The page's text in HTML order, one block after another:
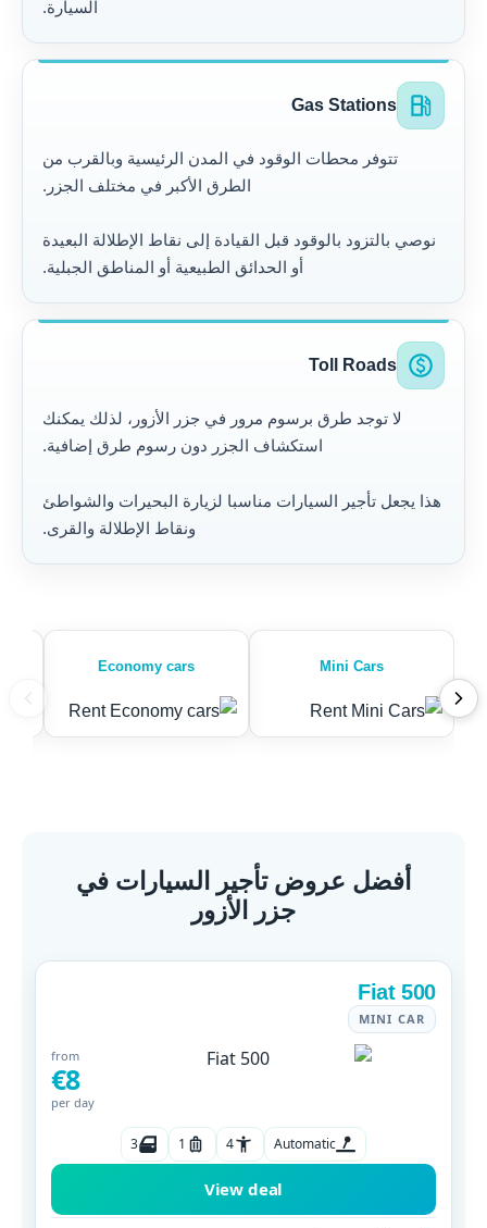
السيارة.
local_gas_station
Gas Stations
تتوفر محطات الوقود في المدن الرئيسية وبالقرب من
الطرق الأكبر في مختلف الجزر.
نوصي بالتزود بالوقود قبل القيادة إلى نقاط الإطلالة البعيدة
أو الحدائق الطبيعية أو المناطق الجبلية.
paid
Toll Roads
لا توجد طرق برسوم مرور في جزر الأزور، لذلك يمكنك
استكشاف الجزر دون رسوم طرق إضافية.
هذا يجعل تأجير السيارات مناسبا لزيارة البحيرات والشواطئ
ونقاط الإطلالة والقرى.
Mini Cars
Economy cars
أفضل عروض تأجير السيارات في
جزر الأزور
Fiat 500
MINI CAR
from
€8
per day
Automatic
4
1
3
View deal